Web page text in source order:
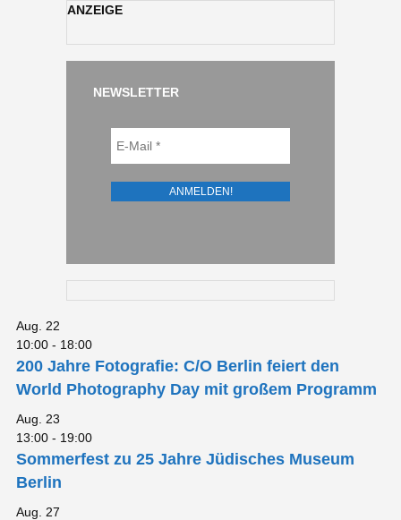
ANZEIGE
NEWSLETTER
Aug. 22
10:00 - 18:00
200 Jahre Fotografie: C/O Berlin feiert den
World Photography Day mit großem Programm
Aug. 23
13:00 - 19:00
Sommerfest zu 25 Jahre Jüdisches Museum
Berlin
Aug. 27